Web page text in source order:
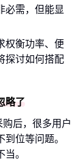
必需，但能显
权衡功率、便
探讨如何搭配
略了
后，很多用户
位等问题。
。